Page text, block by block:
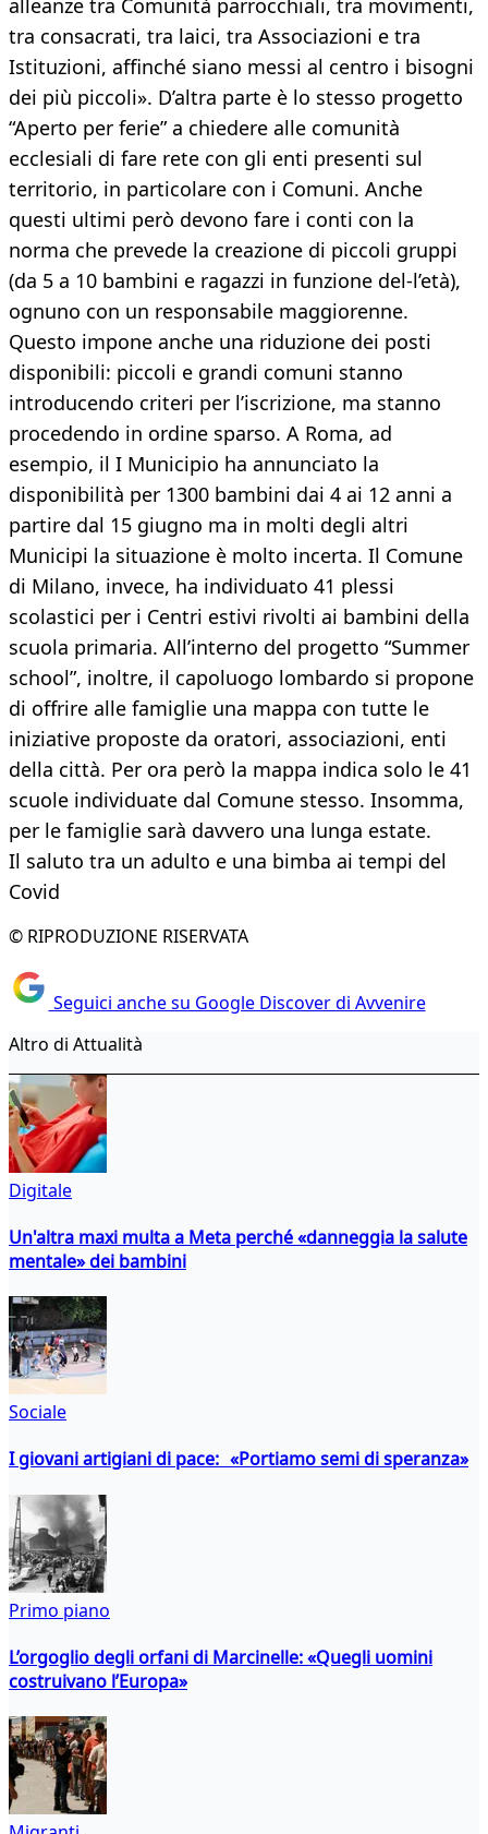
alleanze tra Comunità parrocchiali, tra movimenti,
tra consacrati, tra laici, tra Associazioni e tra
Istituzioni, affinché siano messi al centro i bisogni
dei più piccoli». D’altra parte è lo stesso progetto
“Aperto per ferie” a chiedere alle comunità
ecclesiali di fare rete con gli enti presenti sul
territorio, in particolare con i Comuni. Anche
questi ultimi però devono fare i conti con la
norma che prevede la creazione di piccoli gruppi
(da 5 a 10 bambini e ragazzi in funzione del-l’età),
ognuno con un responsabile maggiorenne.
Questo impone anche una riduzione dei posti
disponibili: piccoli e grandi comuni stanno
introducendo criteri per l’iscrizione, ma stanno
procedendo in ordine sparso. A Roma, ad
esempio, il I Municipio ha annunciato la
disponibilità per 1300 bambini dai 4 ai 12 anni a
partire dal 15 giugno ma in molti degli altri
Municipi la situazione è molto incerta. Il Comune
di Milano, invece, ha individuato 41 plessi
scolastici per i Centri estivi rivolti ai bambini della
scuola primaria. All’interno del progetto “Summer
school”, inoltre, il capoluogo lombardo si propone
di offrire alle famiglie una mappa con tutte le
iniziative proposte da oratori, associazioni, enti
della città. Per ora però la mappa indica solo le 41
scuole individuate dal Comune stesso. Insomma,
per le famiglie sarà davvero una lunga estate.
Il saluto tra un adulto e una bimba ai tempi del
Covid
© RIPRODUZIONE RISERVATA
Seguici anche su Google Discover di Avvenire
Altro di Attualità
Digitale
Un'altra maxi multa a Meta perché «danneggia la salute
mentale» dei bambini
Sociale
I giovani artigiani di pace: «Portiamo semi di speranza»
Primo piano
L’orgoglio degli orfani di Marcinelle: «Quegli uomini
costruivano l’Europa»